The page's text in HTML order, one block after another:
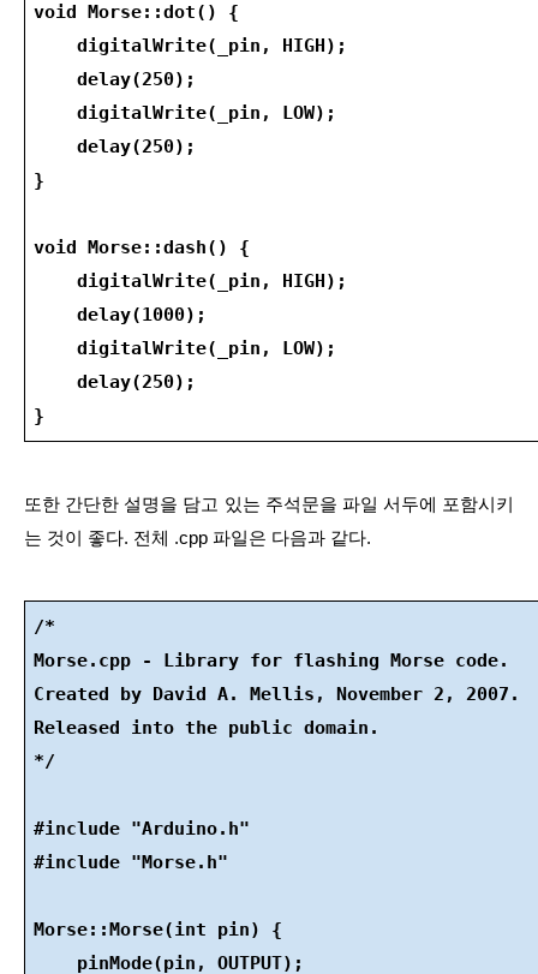
void Morse::dot() {
digitalWrite(_pin, HIGH);
delay(250);
digitalWrite(_pin, LOW);
delay(250);
}
void Morse::dash() {
digitalWrite(_pin, HIGH);
delay(1000);
digitalWrite(_pin, LOW);
delay(250);
}
또한 간단한 설명을 담고 있는 주석문을 파일 서두에 포함시키
는 것이 좋다. 전체 .cpp 파일은 다음과 같다.
/*
Morse.cpp - Library for flashing Morse code.
Created by David A. Mellis, November 2, 2007.
Released into the public domain.
*/
#include "Arduino.h"
#include "Morse.h"
Morse::Morse(int pin) {
pinMode(pin, OUTPUT);